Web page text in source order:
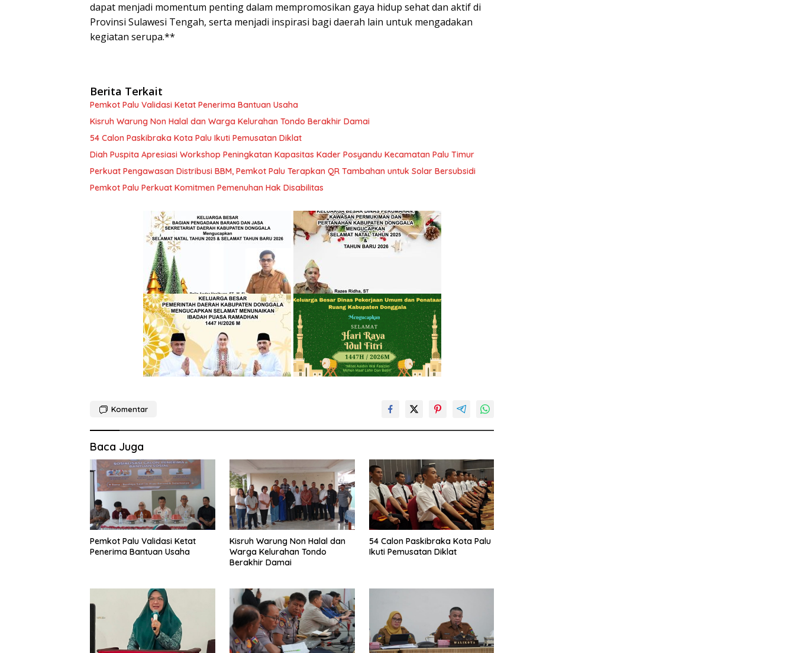
dapat menjadi momentum penting dalam mempromosikan gaya hidup sehat dan aktif di
Provinsi Sulawesi Tengah, serta menjadi inspirasi bagi daerah lain untuk mengadakan
kegiatan serupa.**
Berita Terkait
Pemkot Palu Validasi Ketat Penerima Bantuan Usaha
Kisruh Warung Non Halal dan Warga Kelurahan Tondo Berakhir Damai
54 Calon Paskibraka Kota Palu Ikuti Pemusatan Diklat
Diah Puspita Apresiasi Workshop Peningkatan Kapasitas Kader Posyandu Kecamatan Palu Timur
Perkuat Pengawasan Distribusi BBM, Pemkot Palu Terapkan QR Tambahan untuk Solar Bersubsidi
Pemkot Palu Perkuat Komitmen Pemenuhan Hak Disabilitas
Komentar
Baca Juga
Pemkot Palu Validasi Ketat
Penerima Bantuan Usaha
Kisruh Warung Non Halal dan
Warga Kelurahan Tondo
Berakhir Damai
54 Calon Paskibraka Kota Palu
Ikuti Pemusatan Diklat